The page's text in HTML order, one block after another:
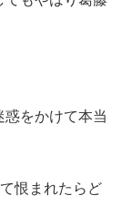
惑をかけて本当
恨まれたらど